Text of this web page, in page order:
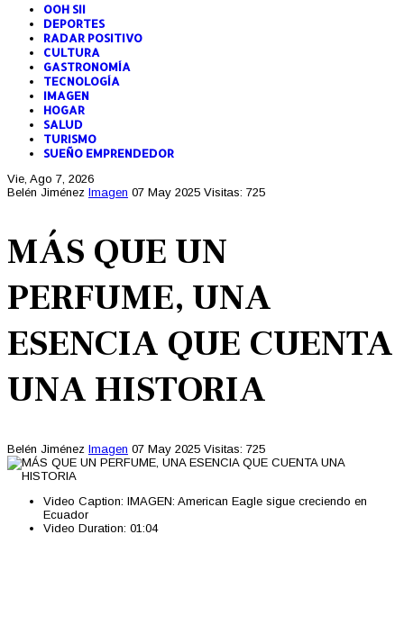
OOH SII
DEPORTES
RADAR POSITIVO
CULTURA
GASTRONOMÍA
TECNOLOGÍA
IMAGEN
HOGAR
SALUD
TURISMO
SUEÑO EMPRENDEDOR
Vie, Ago 7, 2026
Belén Jiménez Imagen 07 May 2025 Visitas: 725
MÁS QUE UN
PERFUME, UNA
ESENCIA QUE CUENTA
UNA HISTORIA
Belén Jiménez Imagen 07 May 2025 Visitas: 725
Video Caption: IMAGEN: American Eagle sigue creciendo en
Ecuador
Video Duration: 01:04